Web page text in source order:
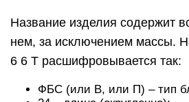
Название изделия содержит
нем, за исключением массы.
6 6 Т расшифровывается так:
ФБС (или В, или П) – тип